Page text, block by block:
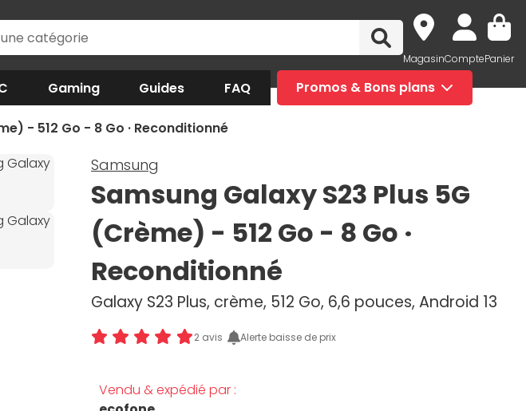
MagasinComptePanier
Gaming Guides FAQ Promos & Bons plans
- 512 Go - 8 Go · Reconditionné
Samsung
Samsung Galaxy S23 Plus 5G
(Crème) - 512 Go - 8 Go ·
Reconditionné
Galaxy S23 Plus, crème, 512 Go, 6,6 pouces, Android 13
2 avis Alerte baisse de prix
Vendu & expédié par :